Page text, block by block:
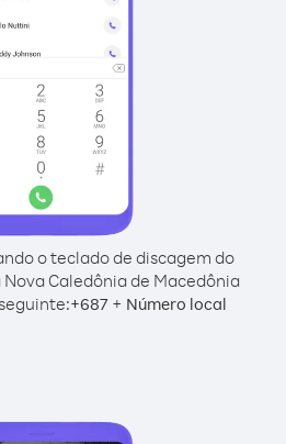
o teclado de discagem do
Caledônia de Macedônia
+687 + Número local